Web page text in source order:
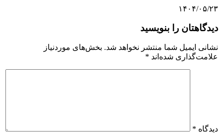
۱۴۰۴/۰۵/۲۳
دیدگاهتان را بنویسید
نشانی ایمیل شما منتشر نخواهد شد. بخش‌های موردنیاز
علامت‌گذاری شده‌اند *
دیدگاه *